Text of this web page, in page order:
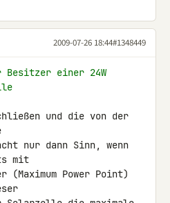
2009-07-26 18:44#1348449
einer 24W
und die von der
nur dann Sinn, wenn
mit
(Maximum Power Point)